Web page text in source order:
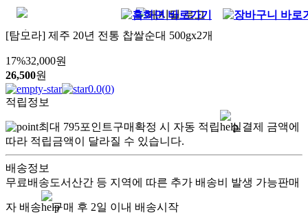
[탐모라] 제주 20년 전통 찹쌀순대 500gx2개
17%32,000원
26,500원
0.0(0)
적립정보
최대 795포인트구매확정 시 자동 적립
실결제 금액에
따라 적립금액이 달라질 수 있습니다.
배송정보
무료배송도서산간 등 지역에 따른 추가 배송비 발생 가능판매
자 배송 구매 후 2일 이내 배송시작